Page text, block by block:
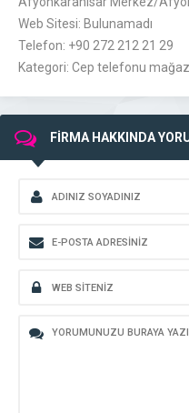
Web Sitesi: Bulunamadı
Telefon: +90 272 212 21 29
Kategori: Cep telefonu
FİRMA HAKKINDA